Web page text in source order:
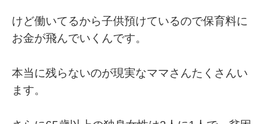
けど働いてるから子供預けているので保育料に
お金が飛んでいくんです。
本当に残らないのが現実なママさんたくさんい
ます。